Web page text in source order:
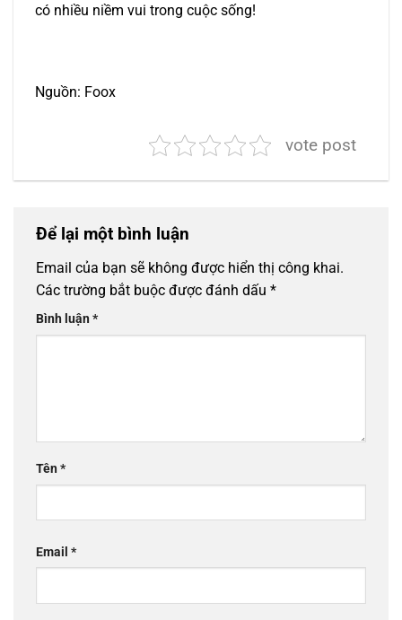
có nhiều niềm vui trong cuộc sống!
Nguồn: Foox
vote post
Để lại một bình luận
Email của bạn sẽ không được hiển thị công khai.
Các trường bắt buộc được đánh dấu *
Bình luận*
Tên*
Email *